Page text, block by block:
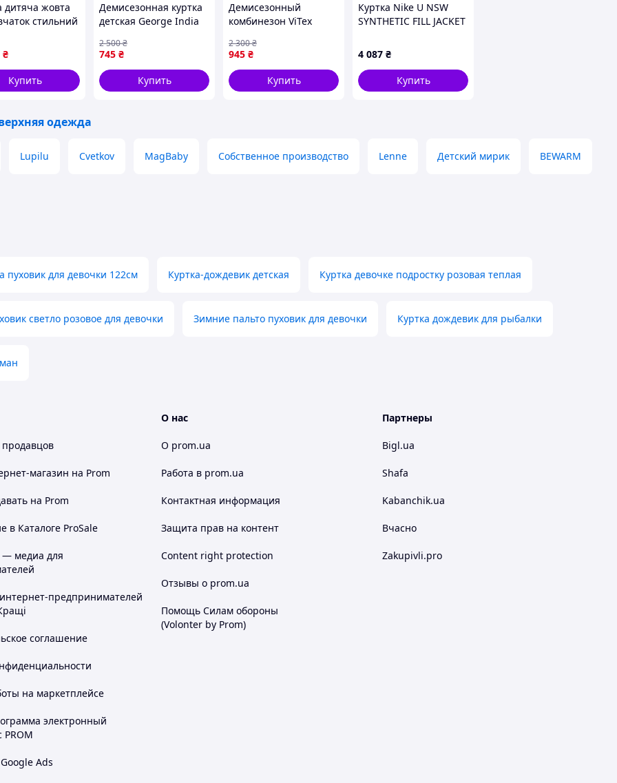
дитяча жовта
стильний
прогулянок та
відпочинку
₴
Купить
Демисезонная куртка
детская George India
745 ₴
2 500₴
Купить
Демисезонный
комбинезон ViTex
серый
945 ₴
2 300₴
Купить
Куртка Nike U NSW
SYNTHETIC FILL JACKET
4 087 ₴
Купить
одежда
Lupilu Cvetkov MagBaby Собственное производство Lenne Детский мирик BEWARM
пуховик для девочки 122см Куртка-дождевик детская Куртка девочке подростку розовая теплая
светло розовое для девочки Зимние пальто пуховик для девочки Куртка дождевик для рыбалки
магазин на Prom
на Prom
в Каталоге ProSale
— медиа для
предпринимателей
соглашение
на маркетплейсе
электронный
PROM
Ads
О нас
О prom.ua
Работа в prom.ua
Контактная информация
Защита прав на контент
Content right protection
Отзывы о prom.ua
Помощь Силам обороны
(Volonter by Prom)
Партнеры
Bigl.ua
Shafa
Kabanchik.ua
Вчасно
Zakupivli.pro